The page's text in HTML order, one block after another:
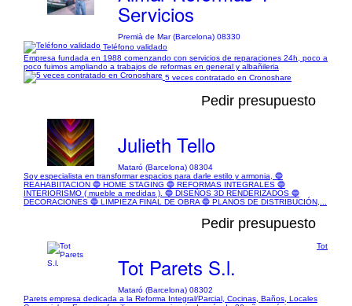
Servicios
Premià de Mar (Barcelona) 08330
Teléfono validado
Empresa fundada en 1988 comenzando con servicios de reparaciones 24h, poco a
poco fuimos ampliando a trabajos de reformas en general y albañileria
5 veces contratado en Cronoshare
Pedir presupuesto
Julieth Tello
Mataró (Barcelona) 08304
Soy especialista en transformar espacios para darle estilo y armonia, 🔵
REAHABIITACION 🔵 HOME STAGING 🔵 REFORMAS INTEGRALES 🔵
INTERIORISMO ( mueble a medidas ). 🔵 DISEÑOS 3D RENDERIZADOS 🔵
DECORACIONES 🔵 LIMPIEZA FINAL DE OBRA 🔵 PLANOS DE DISTRIBUCIÓN,...
Pedir presupuesto
Tot Parets S.l.
Mataró (Barcelona) 08302
Tot
Parets empresa dedicada a la Reforma Integral/Parcial, Cocinas, Baños, Locales